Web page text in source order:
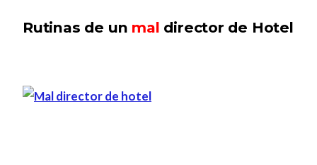
Rutinas de un mal director de Hotel